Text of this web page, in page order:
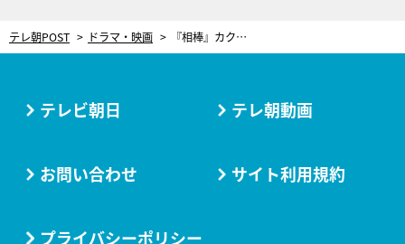
テレ朝POST ドラマ・映画 『相棒』カクテルをめぐる心温まる物語。故・蟹江敬三さん登場の大人向け“倒叙ミステリー”
テレビ朝日 テレ朝動画
お問い合わせ サイト利用規約
プライバシーポリシー